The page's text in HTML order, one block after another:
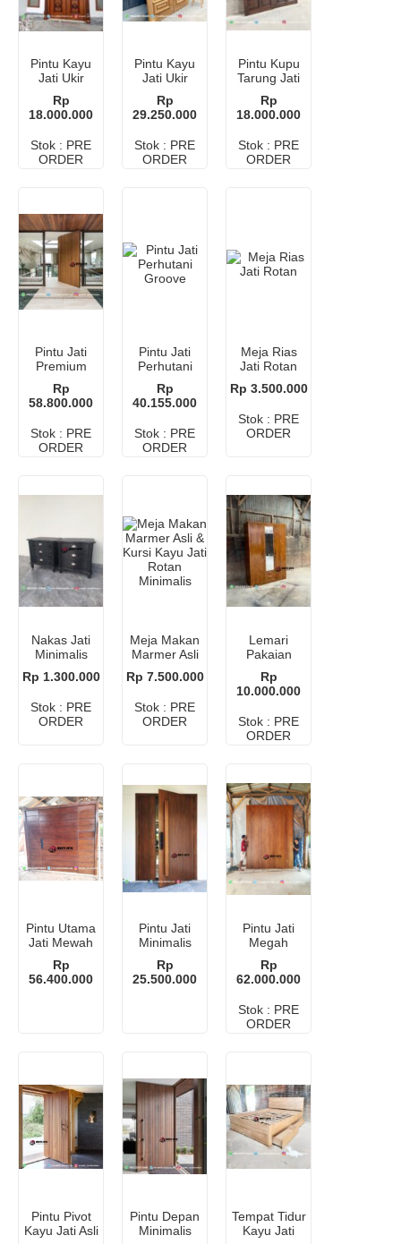
Pintu Kayu
Jati Ukir
Rp
18.000.000
Stok : PRE
ORDER
Pintu Kayu
Jati Ukir
Kuat dan
Elegan
Rp
29.250.000
Stok : PRE
ORDER
Pintu Kupu
Tarung Jati
Elegance
Rp
18.000.000
Stok : PRE
ORDER
Pintu Jati
Premium
Rp
58.800.000
Stok : PRE
ORDER
Pintu Jati
Perhutani
Rp
40.155.000
Stok : PRE
ORDER
Meja Rias
Jati Rotan
Rp 3.500.000
Stok : PRE
ORDER
Nakas Jati
Minimalis
Rp 1.300.000
Stok : PRE
ORDER
Meja Makan
Marmer Asli
Jati Rotan
Rp 7.500.000
Stok : PRE
ORDER
Lemari
Pakaian
Premium 3
Pintu dengan
Rp
10.000.000
Stok : PRE
ORDER
Pintu Utama
Jati Mewah
Rp
56.400.000
Pintu Jati
Minimalis
Rp
25.500.000
Pintu Jati
Megah
Rp
62.000.000
Stok : PRE
ORDER
Pintu Pivot
Kayu Jati Asli
Pintu Depan
Minimalis
Tempat Tidur
Kayu Jati